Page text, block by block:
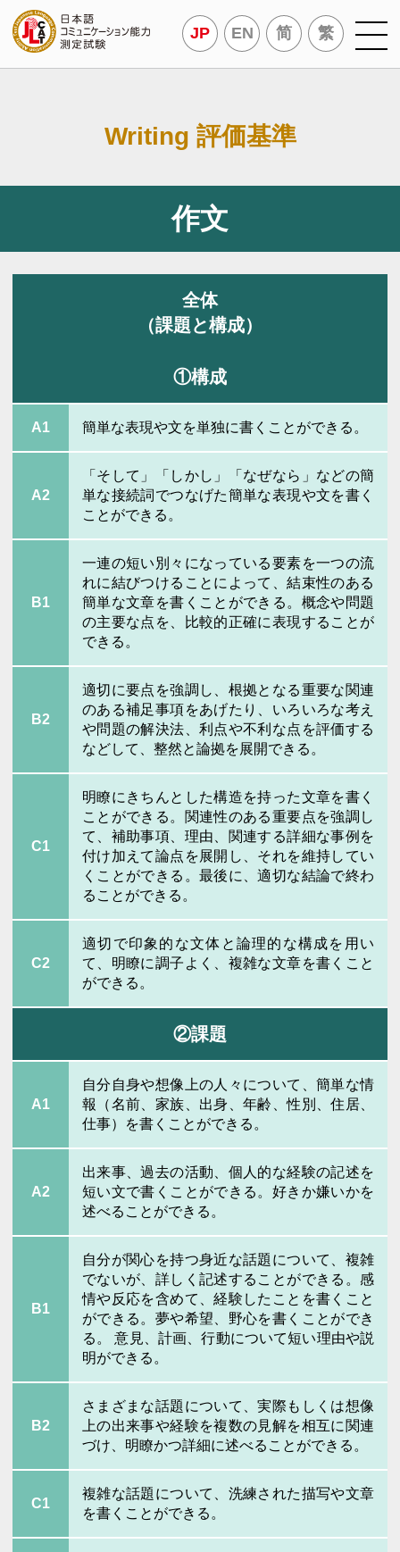
JP EN 简 繁
Writing 評価基準
作文
全体
（課題と構成）
①構成
A1 簡単な表現や文を単独に書くことができる。
A2
「そして」「しかし」「なぜなら」などの簡
単な接続詞でつなげた簡単な表現や文を書く
ことができる。
B1
一連の短い別々になっている要素を一つの流
れに結びつけることによって、結束性のある
簡単な文章を書くことができる。概念や問題
の主要な点を、比較的正確に表現することが
できる。
B2
適切に要点を強調し、根拠となる重要な関連
のある補足事項をあげたり、いろいろな考え
や問題の解決法、利点や不利な点を評価する
などして、整然と論拠を展開できる。
C1
明瞭にきちんとした構造を持った文章を書く
ことができる。関連性のある重要点を強調し
て、補助事項、理由、関連する詳細な事例を
付け加えて論点を展開し、それを維持してい
くことができる。最後に、適切な結論で終わ
ることができる。
C2
適切で印象的な文体と論理的な構成を用い
て、明瞭に調子よく、複雑な文章を書くこと
ができる。
②課題
A1
自分自身や想像上の人々について、簡単な情
報（名前、家族、出身、年齢、性別、住居、
仕事）を書くことができる。
A2
出来事、過去の活動、個人的な経験の記述を
短い文で書くことができる。好きか嫌いかを
述べることができる。
B1
自分が関心を持つ身近な話題について、複雑
でないが、詳しく記述することができる。感
情や反応を含めて、経験したことを書くこと
ができる。夢や希望、野心を書くことができ
る。 意見、計画、行動について短い理由や説
明ができる。
B2
さまざまな話題について、実際もしくは想像
上の出来事や経験を複数の見解を相互に関連
づけ、明瞭かつ詳細に述べることができる。
C1
複雑な話題について、洗練された描写や文章
を書くことができる。